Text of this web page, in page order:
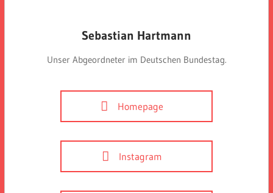
Sebastian Hartmann
Unser Abgeordneter im Deutschen Bundestag.
Homepage
Instagram